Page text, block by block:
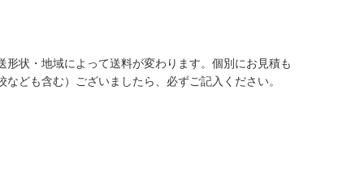
状・地域によって送料が変わります。個別にお見積も
ども含む）ございましたら、必ずご記入ください。